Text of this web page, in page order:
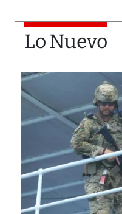
Lo Nuevo